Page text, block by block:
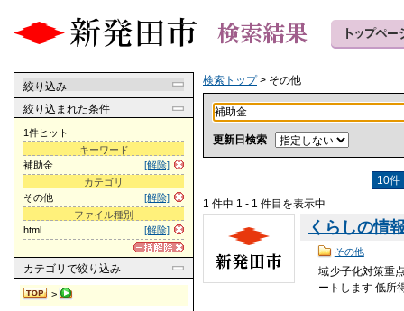
絞り込み
絞り込まれた条件
1件ヒット
キーワード
[解除]
補助金
カテゴリ
[解除]
その他
ファイル種別
[解除]
html
カテゴリ で絞り込み
>
検索トップ> その他
更新日検索
10件
1 件中 1 - 1 件目を表示中
くらしの情
その他
域少子化対策重
ートします 低所